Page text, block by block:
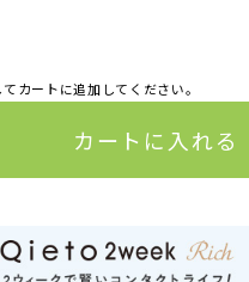
カートに追加してください。
カートに入れる